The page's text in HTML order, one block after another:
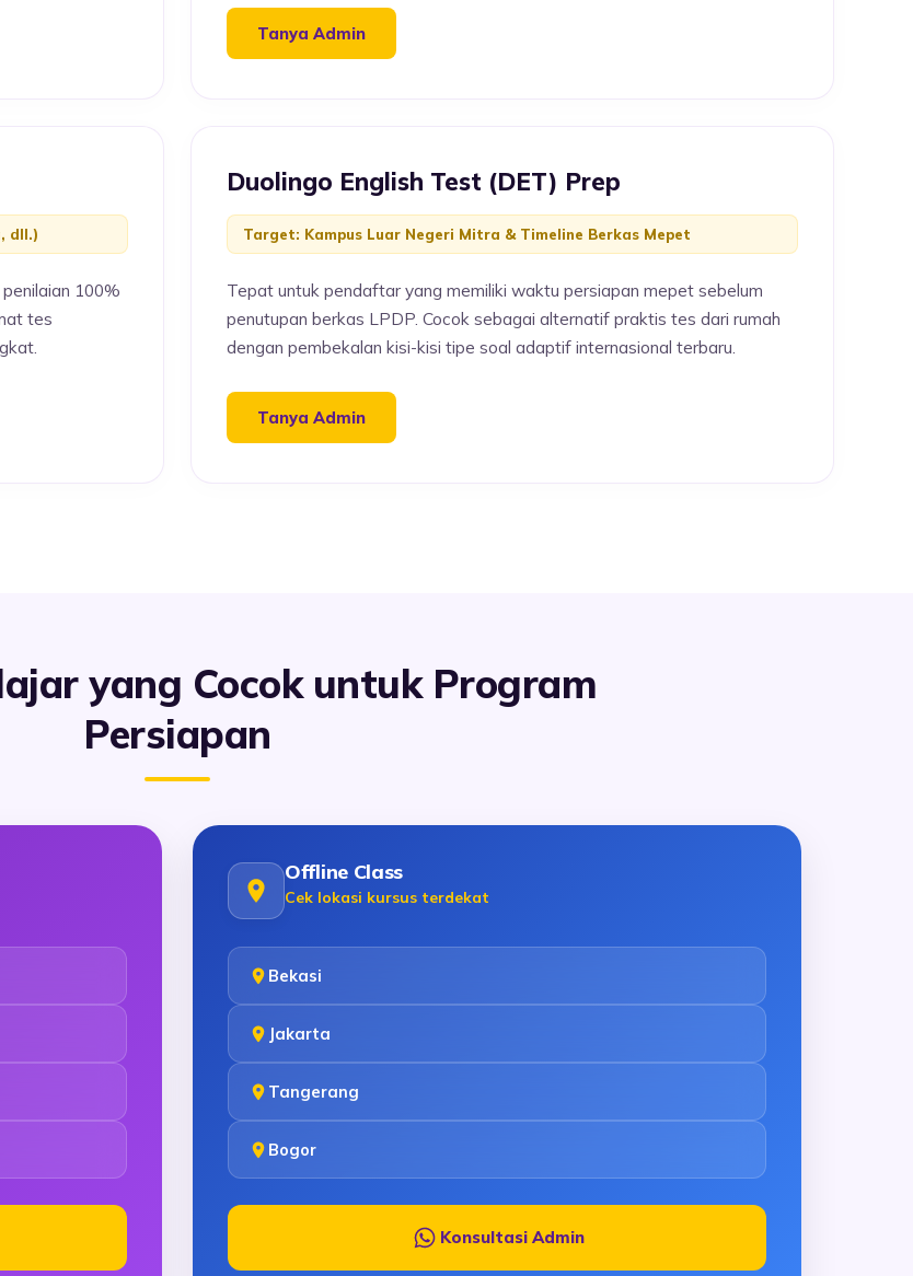
Tanya Admin
dll.)
100%
tes
Duolingo English Test (DET) Prep
Target: Kampus Luar Negeri Mitra & Timeline Berkas Mepet
Tepat untuk pendaftar yang memiliki waktu persiapan mepet sebelum
penutupan berkas LPDP. Cocok sebagai alternatif praktis tes dari rumah
dengan pembekalan kisi-kisi tipe soal adaptif internasional terbaru.
Tanya Admin
yang Cocok untuk Program
Persiapan
Offline Class
Cek lokasi kursus terdekat
Bekasi
Jakarta
Tangerang
Bogor
Konsultasi Admin